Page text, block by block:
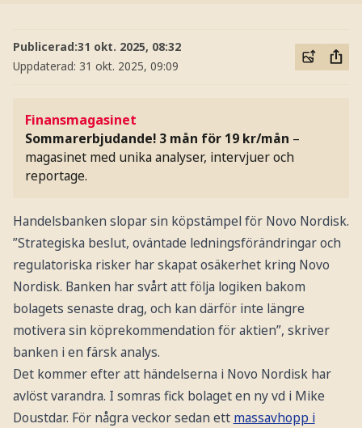
Publicerad:31 okt. 2025, 08:32
Uppdaterad: 31 okt. 2025, 09:09
Finansmagasinet
Sommarerbjudande! 3 mån för 19 kr/mån –
magasinet med unika analyser, intervjuer och
reportage.
Handelsbanken slopar sin köpstämpel för Novo Nordisk.
”Strategiska beslut, oväntade ledningsförändringar och
regulatoriska risker har skapat osäkerhet kring Novo
Nordisk. Banken har svårt att följa logiken bakom
bolagets senaste drag, och kan därför inte längre
motivera sin köprekommendation för aktien”, skriver
banken i en färsk analys.
Det kommer efter att händelserna i Novo Nordisk har
avlöst varandra. I somras fick bolaget en ny vd i Mike
Doustdar. För några veckor sedan ett massavhopp i